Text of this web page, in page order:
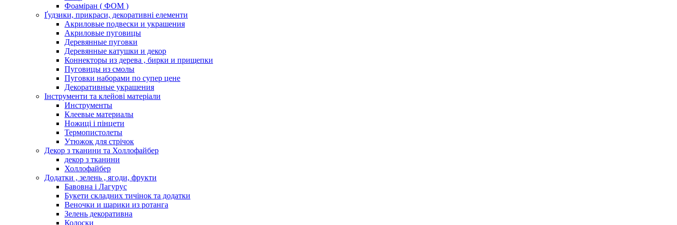
Фоаміран ( ФОМ )
Ґудзики, прикраси, декоративні елементи
Акриловые подвески и украшения
Акриловые пуговицы
Деревянные пуговки
Деревянные катушки и декор
Коннекторы из дерева , бирки и прищепки
Пуговицы из смолы
Пуговки наборами по супер цене
Декоративные украшения
Інструменти та клейові матеріали
Инструменты
Клеевые материалы
Ножиці і пінцети
Термопистолеты
Утюжок для стрічок
Декор з тканини та Холлофайбер
декор з тканини
Холлофайбер
Додатки , зелень , ягоди, фрукти
Бавовна і Лагурус
Букети складних тичінок та додатки
Веночки и шарики из ротанга
Зелень декоративна
Колоски